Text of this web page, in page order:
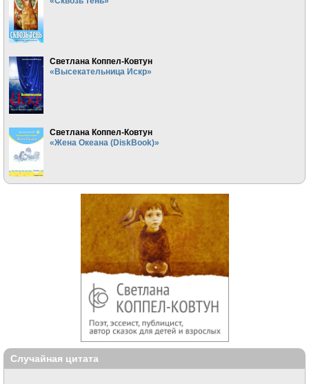
Светлана Коппел-Ковтун
«Высекательница Искр»
Светлана Коппел-Ковтун
«Жена Океана (DiskBook)»
Случайная цитата